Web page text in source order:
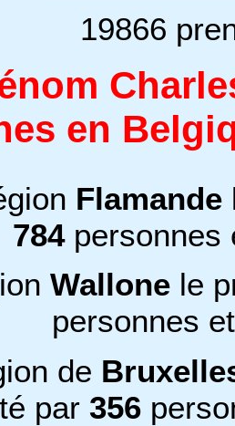
19866
en
Flamande
784personnes
Wallonele
personnes
de
par 356